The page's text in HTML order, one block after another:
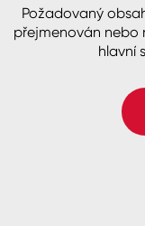
B2B
Česko
Stěny
Fasády
Spreje
Požadovaný
přejmenován nebo
hlavní